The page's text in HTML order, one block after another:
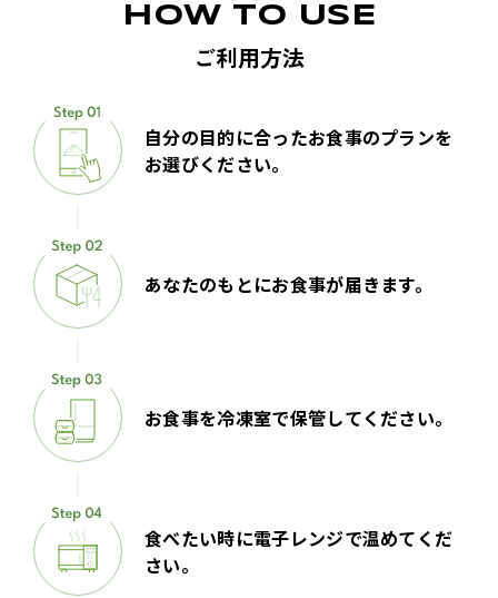
HOW TO USE
ご利用方法
自分の目的に合ったお食事のプランを
お選びください。
あなたのもとにお食事が届きます。
お食事を冷凍室で保管してください。
食べたい時に電子レンジで温めてくだ
さい。